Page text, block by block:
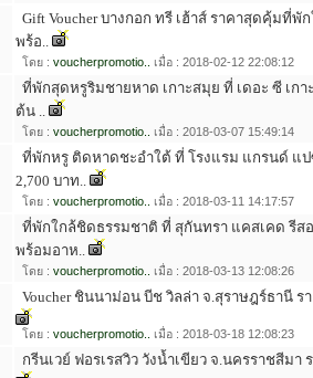
Gift Voucher บางกอก ทรี เฮ้าส์ ราคาสุดคุ้มที่พั
พร้อ..
โดย : voucherpromotio.. เมื่อ : 2018-02-12 22:08:12
ที่พักสุดหรูริมชายหาด เกาะสมุย ที่ เดอะ ซี เก
ต้น ..
โดย : voucherpromotio.. เมื่อ : 2018-03-07 15:49:14
ที่พักหรู ติดหาดชะอำใต้ ที่ โรงแรม แกรนด์ แ
2,700 บาท..
โดย : voucherpromotio.. เมื่อ : 2018-03-11 14:17:57
ที่พักใกล้ชิดธรรมชาติ ที่ สุกันทรา แคสเคด รีส
พร้อมอาห..
โดย : voucherpromotio.. เมื่อ : 2018-03-13 12:08:26
Voucher ชินนาม่อน บีช วิลล่า จ.สุราษฎร์ธานี ร
โดย : voucherpromotio.. เมื่อ : 2018-03-18 12:08:23
กรีนเวย์ ฟอรเรสวิว วังน้ำเขียว จ.นครราชสีมา